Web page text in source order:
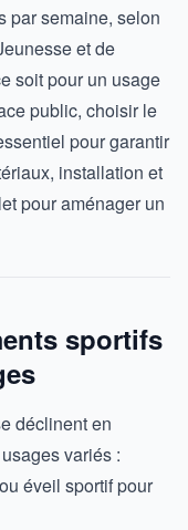
par semaine, selon
et de
soit pour un usage
public, choisir le
pour garantir
installation et
pour aménager un
sportifs
déclinent en
variés :
éveil sportif pour